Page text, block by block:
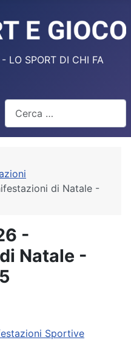
LO SPORT DI CHI FA
di Natale -
-
Natale -
Sportive